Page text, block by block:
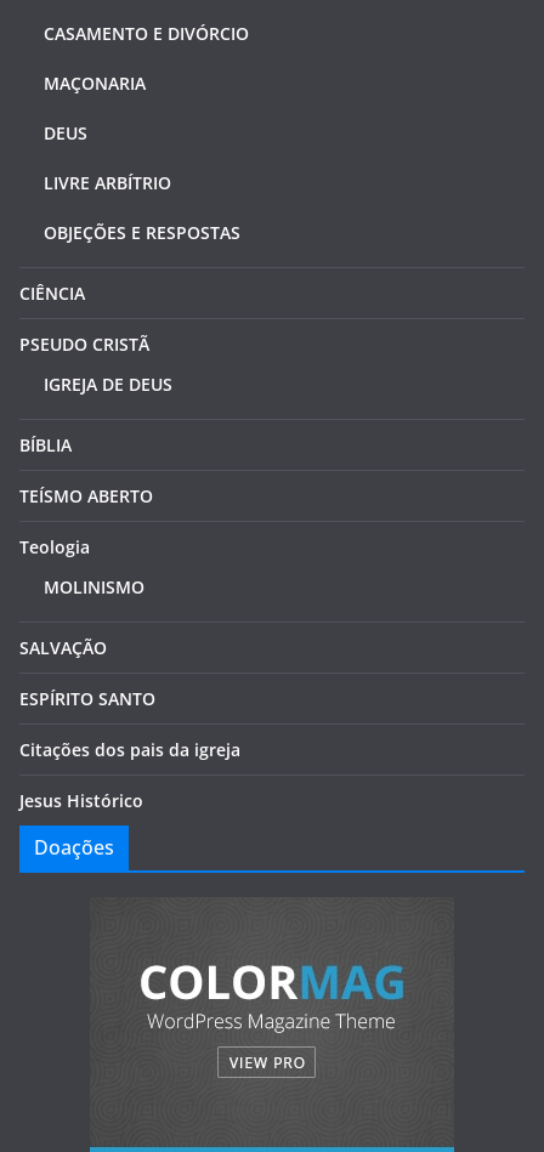
CASAMENTO E DIVÓRCIO
MAÇONARIA
DEUS
LIVRE ARBÍTRIO
OBJEÇÕES E RESPOSTAS
CIÊNCIA
PSEUDO CRISTÃ
IGREJA DE DEUS
BÍBLIA
TEÍSMO ABERTO
Teologia
MOLINISMO
SALVAÇÃO
ESPÍRITO SANTO
Citações dos pais da igreja
Jesus Histórico
Doações